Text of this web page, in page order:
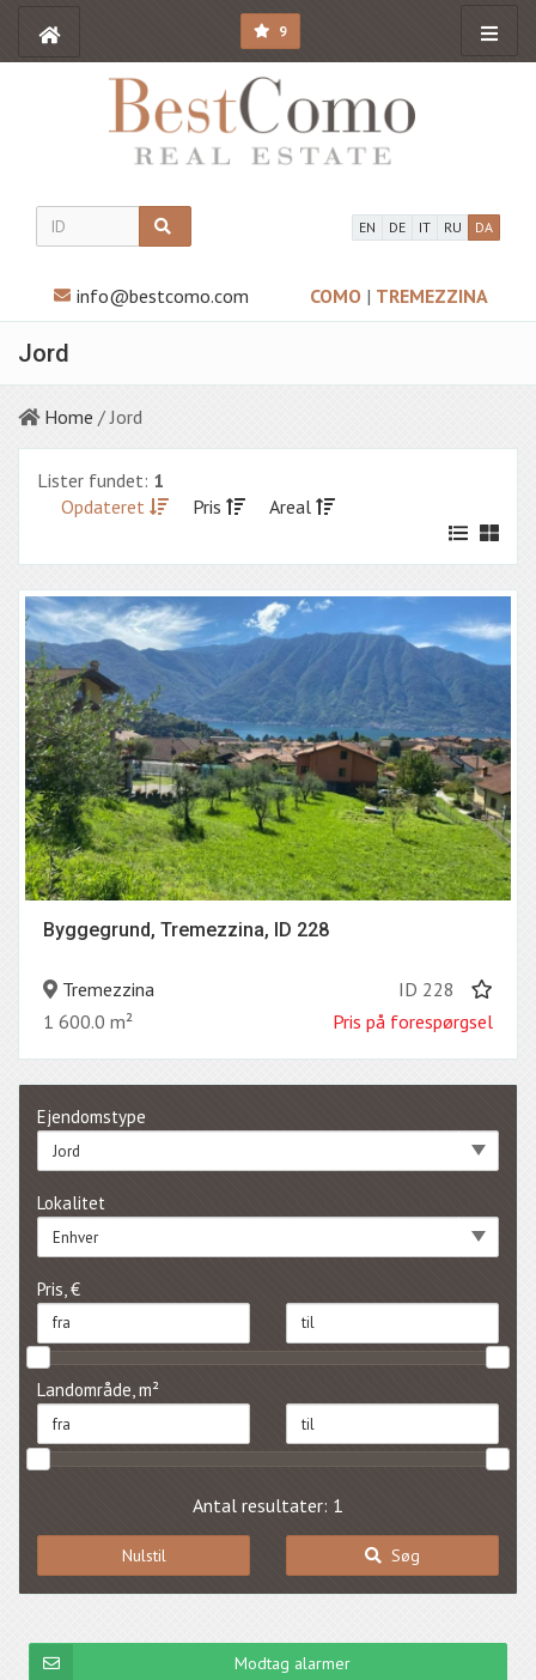
9
EN DE IT RU DA
info@bestcomo.com COMO | TREMEZZINA
Jord
Home / Jord
Lister fundet: 1
Opdateret
Pris Areal
Byggegrund, Tremezzina, ID 228
Tremezzina
ID 228
1 600.0 m²
Pris på forespørgsel
Ejendomstype
Jord
Lokalitet
Enhver
Pris, €
Landområde, m²
Antal resultater: 1
Nulstil Søg
Modtag alarmer